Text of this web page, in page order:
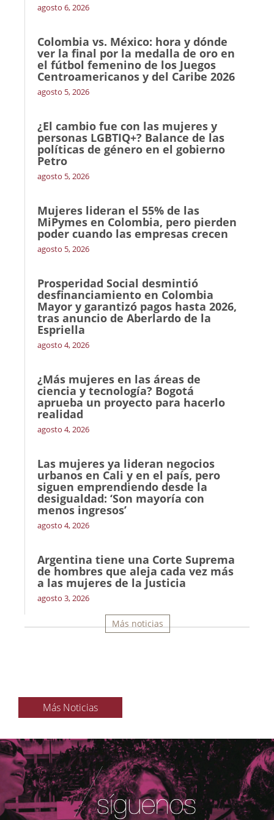
agosto 6, 2026
Colombia vs. México: hora y dónde
ver la final por la medalla de oro en
el fútbol femenino de los Juegos
Centroamericanos y del Caribe 2026
agosto 5, 2026
¿El cambio fue con las mujeres y
personas LGBTIQ+? Balance de las
políticas de género en el gobierno
Petro
agosto 5, 2026
Mujeres lideran el 55% de las
MiPymes en Colombia, pero pierden
poder cuando las empresas crecen
agosto 5, 2026
Prosperidad Social desmintió
desfinanciamiento en Colombia
Mayor y garantizó pagos hasta 2026,
tras anuncio de Aberlardo de la
Espriella
agosto 4, 2026
¿Más mujeres en las áreas de
ciencia y tecnología? Bogotá
aprueba un proyecto para hacerlo
realidad
agosto 4, 2026
Las mujeres ya lideran negocios
urbanos en Cali y en el país, pero
siguen emprendiendo desde la
desigualdad: ‘Son mayoría con
menos ingresos’
agosto 4, 2026
Argentina tiene una Corte Suprema
de hombres que aleja cada vez más
a las mujeres de la Justicia
agosto 3, 2026
Más noticias
Más Noticias